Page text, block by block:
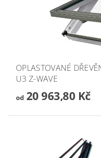
OPLASTOVANÉ
U3 Z-WAVE
od20 963,80 Kč